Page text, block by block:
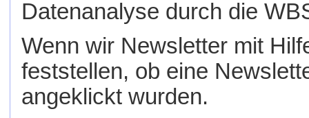
Datenanalyse durch die
Wenn wir Newsletter mit
feststellen, ob eine
angeklickt wurden.